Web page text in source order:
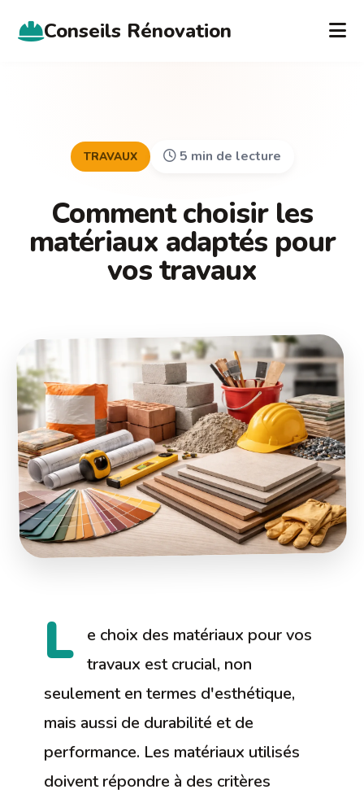
Conseils Rénovation
TRAVAUX 5 min de lecture
Comment choisir les
matériaux adaptés pour
vos travaux
L
e choix des matériaux pour vos
travaux est crucial, non
seulement en termes d'esthétique,
mais aussi de durabilité et de
performance. Les matériaux utilisés
doivent répondre à des critères